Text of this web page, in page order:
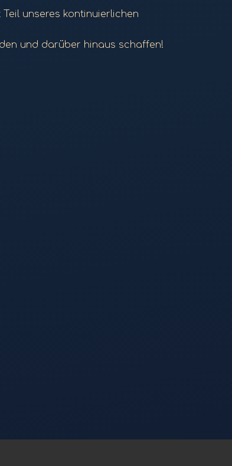
unseres kontinuierlichen
und darüber hinaus schaffen!